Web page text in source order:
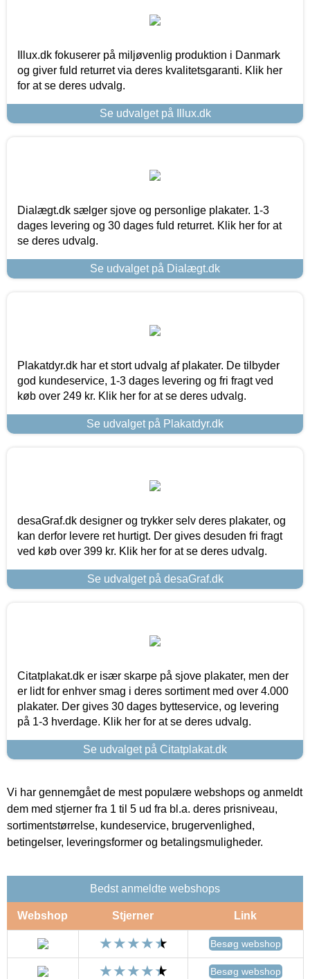
Illux.dk fokuserer på miljøvenlig produktion i Danmark
og giver fuld returret via deres kvalitetsgaranti. Klik her
for at se deres udvalg.
Se udvalget på Illux.dk
Dialægt.dk sælger sjove og personlige plakater. 1-3
dages levering og 30 dages fuld returret. Klik her for at
se deres udvalg.
Se udvalget på Dialægt.dk
Plakatdyr.dk har et stort udvalg af plakater. De tilbyder
god kundeservice, 1-3 dages levering og fri fragt ved
køb over 249 kr. Klik her for at se deres udvalg.
Se udvalget på Plakatdyr.dk
desaGraf.dk designer og trykker selv deres plakater, og
kan derfor levere ret hurtigt. Der gives desuden fri fragt
ved køb over 399 kr. Klik her for at se deres udvalg.
Se udvalget på desaGraf.dk
Citatplakat.dk er især skarpe på sjove plakater, men der
er lidt for enhver smag i deres sortiment med over 4.000
plakater. Der gives 30 dages bytteservice, og levering
på 1-3 hverdage. Klik her for at se deres udvalg.
Se udvalget på Citatplakat.dk
Vi har gennemgået de mest populære webshops og anmeldt
dem med stjerner fra 1 til 5 ud fra bl.a. deres prisniveau,
sortimentstørrelse, kundeservice, brugervenlighed,
betingelser, leveringsformer og betalingsmuligheder.
Bedst anmeldte webshops
Webshop Stjerner Link
Besøg webshop
Besøg webshop